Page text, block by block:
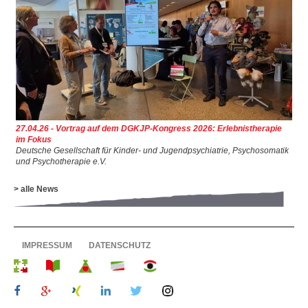
Raimund Widmer
Philosphie
Leitbild
Meilensteine seit 1994
AKTUELLES
JOBS + KARRIERE
REFERENZEN
KONTAKT
SITEMAP
27.04.26 - Vortrag auf dem DGKJP-Kongress 2026: Erlebnistherapie
im Fokus
Deutsche Gesellschaft für Kinder- und Jugendpsychiatrie, Psychosomatik
und Psychotherapie e.V.
> alle News
IMPRESSUM DATENSCHUTZ